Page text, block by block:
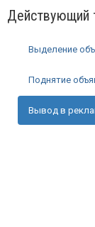
Действующий
Выделение
Поднятие
Вывод в